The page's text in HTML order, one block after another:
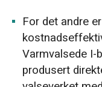
For det andre
Varmvalsede I-
produsert